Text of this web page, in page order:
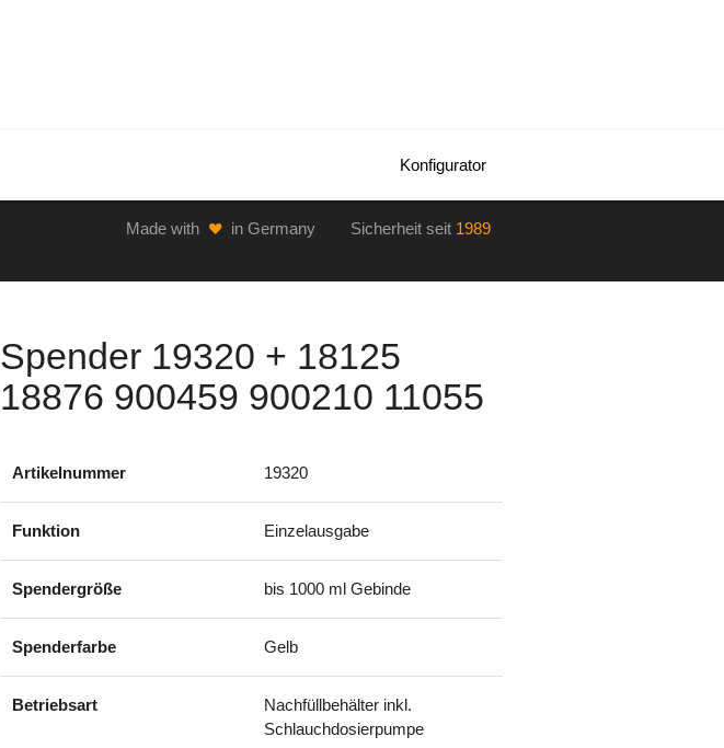
Konfigurator
Made with in Germany Sicherheit seit 1989
Spender 19320 + 18125
18876 900459 900210 11055
Artikelnummer 19320
Funktion Einzelausgabe
Spendergröße bis 1000 ml Gebinde
Spenderfarbe Gelb
Betriebsart
Nachfüllbehälter inkl.
Schlauchdosierpumpe